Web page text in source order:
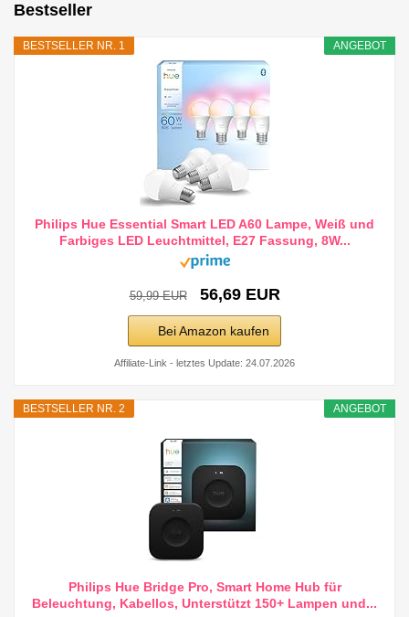
Bestseller
ANGEBOT
BESTSELLER NR. 1
Philips Hue Essential Smart LED A60 Lampe, Weiß und
Farbiges LED Leuchtmittel, E27 Fassung, 8W...
59,99 EUR 56,69 EUR
Bei Amazon kaufen
Affiliate-Link - letztes Update: 24.07.2026
ANGEBOT
BESTSELLER NR. 2
Philips Hue Bridge Pro, Smart Home Hub für
Beleuchtung, Kabellos, Unterstützt 150+ Lampen und...